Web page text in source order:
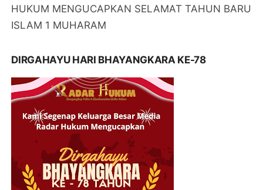
HUKUM MENGUCAPKAN SELAMAT TAHUN BARU
ISLAM 1 MUHARAM
DIRGAHAYU HARI BHAYANGKARA KE-78